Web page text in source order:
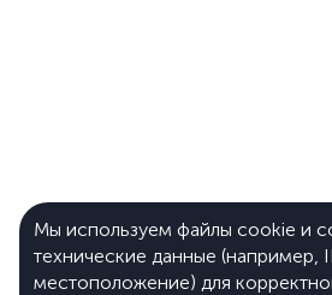
Мы используем файлы cookie и
технические данные (например,
местоположение) для